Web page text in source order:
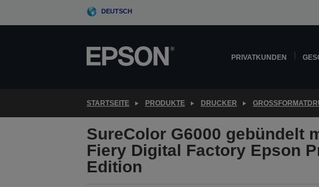
DEUTSCH
PRIVATKUNDEN
STARTSEITE PRODUKTE DRUCKER
SureColor G6000 gebündelt
Fiery Digital Factory Epson
Edition